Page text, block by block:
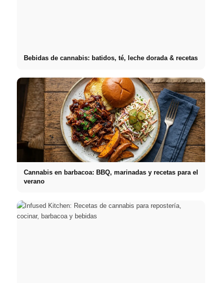
Bebidas de cannabis: batidos, té, leche dorada & recetas
Cannabis en barbacoa: BBQ, marinadas y recetas para el
verano